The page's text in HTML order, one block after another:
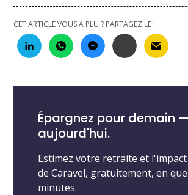
CET ARTICLE VOUS A PLU ? PARTAGEZ LE !
Épargnez pour demain
aujourd'hui.
Estimez votre retraite et l'impact
de Caravel, gratuitement, en
minutes.